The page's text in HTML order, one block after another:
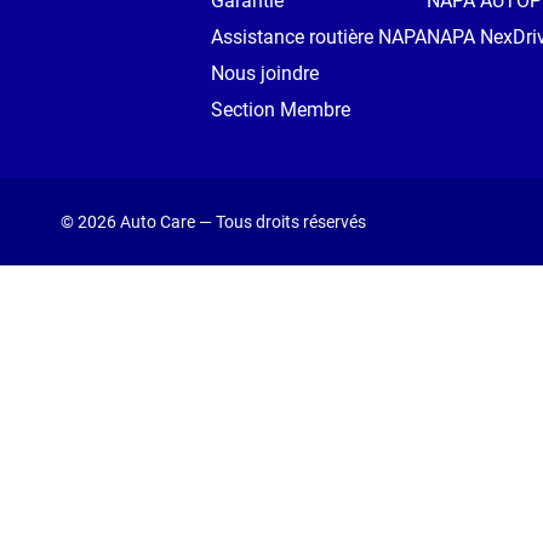
Assistance routière NAPA
Nous joindre
Section Membre
NAPA
© 2026 Auto Care — Tous droits réservés